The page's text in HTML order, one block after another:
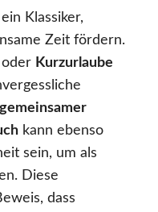
Klassiker,
Zeit fördern.
oder Kurzurlaube
gemeinsamer
kann ebenso
sein, um als
Diese
dass